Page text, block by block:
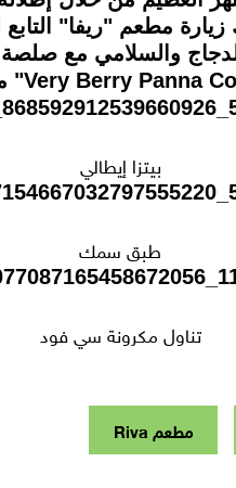
زيارة مطعم "ريفا"
والسلامي مع
بيتزا إيطالي
طبق سمك
تناول مكرونة سي فود
مطعم Riva